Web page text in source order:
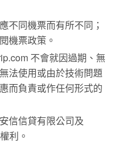
不同機票而有所不同；
機票政策。
不會就因過期、無
法使用或由於技術問題
而負責或作任何形式的
信信貸有限公司及
利。